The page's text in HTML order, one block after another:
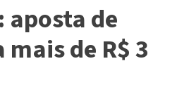
aposta de
de R$ 3